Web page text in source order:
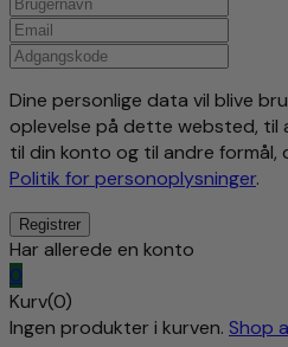
Dine personlige data vil blive
oplevelse på dette websted, til
til din konto og til andre formål,
Politik for personoplysninger.
Har allerede en konto
0
Kurv(0)
Ingen produkter i kurven. Shop